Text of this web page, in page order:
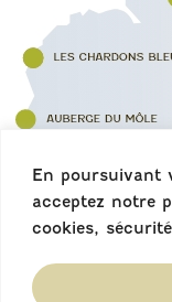
En poursuivant
acceptez notre
cookies,